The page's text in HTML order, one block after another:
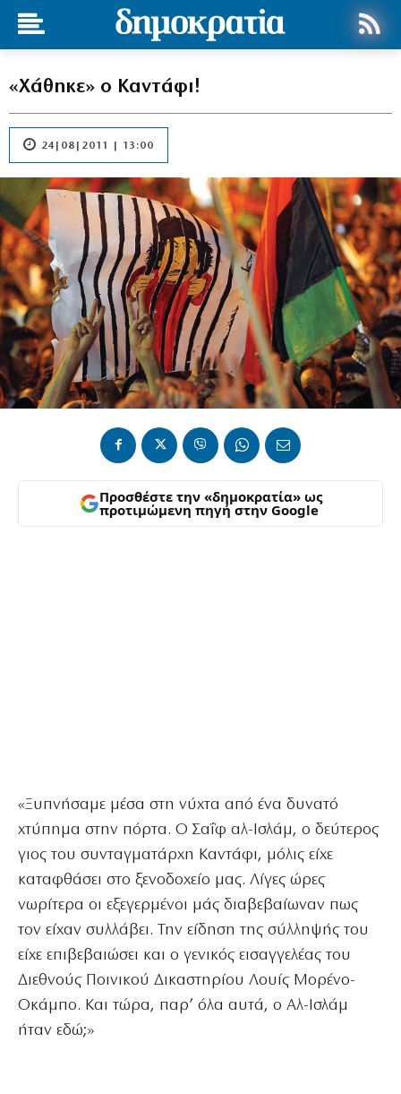
«Χάθηκε» ο Καντάφι!
24|08|2011 | 13:00
Προσθέστε την «δημοκρατία» ως
προτιμώμενη πηγή στην Google
«Ξυπνήσαμε μέσα στη νύχτα από ένα δυνατό
χτύπημα στην πόρτα. Ο Σαΐφ αλ-Ισλάμ, ο δεύτερος
γιος του συνταγματάρχη Καντάφι, μόλις είχε
καταφθάσει στο ξενοδοχείο μας. Λίγες ώρες
νωρίτερα οι εξεγερμένοι μάς διαβεβαίωναν πως
τον είχαν συλλάβει. Την είδηση της σύλληψής του
είχε επιβεβαιώσει και ο γενικός εισαγγελέας του
Διεθνούς Ποινικού Δικαστηρίου Λουίς Μορένο-
Οκάμπο. Και τώρα, παρ’ όλα αυτά, ο Αλ-Ισλάμ
ήταν εδώ;»